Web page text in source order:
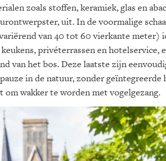
zoals stoffen, keramiek, glas en
uit. In de voormalige
van 40 tot 60 vierkante meter)
privéterrassen en hotelservice,
van het bos. Deze laatste zijn
in de natuur, zonder
om wakker te worden met vogelgezang.